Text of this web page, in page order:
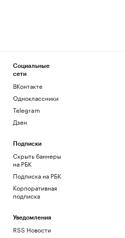
Социальные
сети
ВКонтакте
Одноклассники
Telegram
Дзен
Подписки
Скрыть баннеры
на РБК
Подписка на РБК
Корпоративная
подписка
Уведомления
RSS Новости